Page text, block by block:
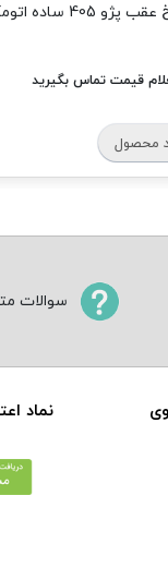
ساده اتومکانیک
قیمت تماس بگیرید
محصول
سوالات
نماد